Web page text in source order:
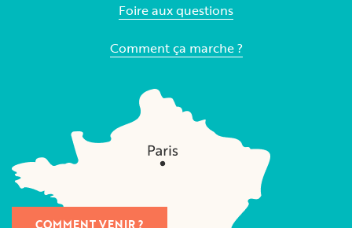
Foire aux questions
Comment ça marche ?
COMMENT VENIR ?